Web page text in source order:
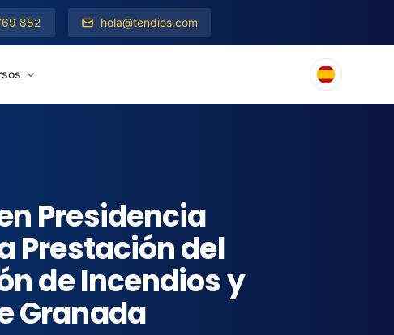
882 hola@tendios.com
Presidencia
Prestación del
de Incendios y
Granada